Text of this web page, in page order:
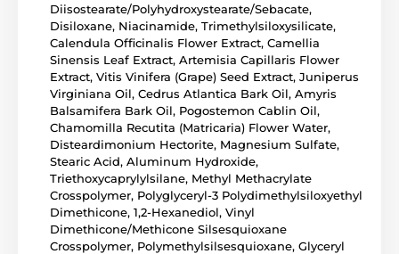
Diisostearate/Polyhydroxystearate/Sebacate,
Disiloxane, Niacinamide, Trimethylsiloxysilicate,
Calendula Officinalis Flower Extract, Camellia
Sinensis Leaf Extract, Artemisia Capillaris Flower
Extract, Vitis Vinifera (Grape) Seed Extract, Juniperus
Virginiana Oil, Cedrus Atlantica Bark Oil, Amyris
Balsamifera Bark Oil, Pogostemon Cablin Oil,
Chamomilla Recutita (Matricaria) Flower Water,
Disteardimonium Hectorite, Magnesium Sulfate,
Stearic Acid, Aluminum Hydroxide,
Triethoxycaprylylsilane, Methyl Methacrylate
Crosspolymer, Polyglyceryl-3 Polydimethylsiloxyethyl
Dimethicone, 1,2-Hexanediol, Vinyl
Dimethicone/Methicone Silsesquioxane
Crosspolymer, Polymethylsilsesquioxane, Glyceryl